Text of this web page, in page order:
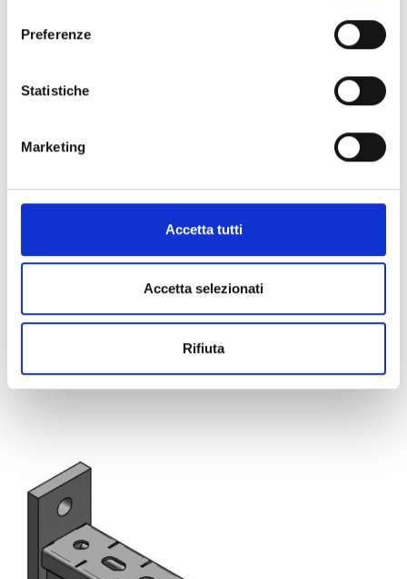
Preferenze
Statistiche
Marketing
Accetta tutti
Accetta selezionati
Rifiuta
ART: 12760450
Mensola Stex/ Profilo 35/42 L=450mm
(Conf 15pz)